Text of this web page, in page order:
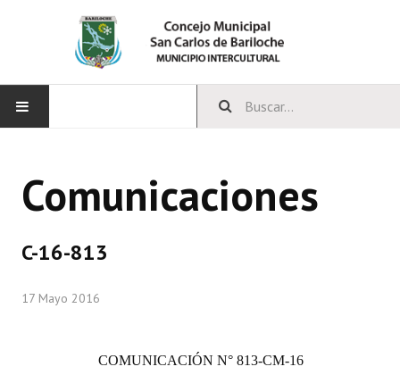
CONCEJO
Comisiones Permanentes
Comunicaciones
C-16-813
17 Mayo 2016
COMUNICACIÓN N° 813-CM-16